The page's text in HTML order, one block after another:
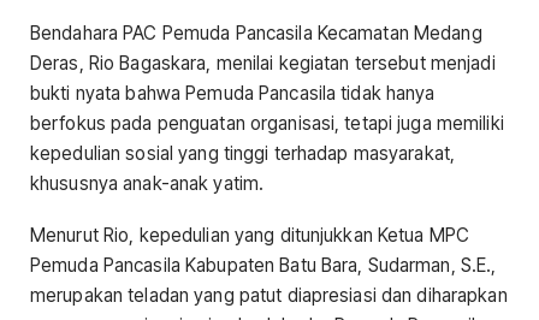
Bendahara PAC Pemuda Pancasila Kecamatan Medang
Deras, Rio Bagaskara, menilai kegiatan tersebut menjadi
bukti nyata bahwa Pemuda Pancasila tidak hanya
berfokus pada penguatan organisasi, tetapi juga memiliki
kepedulian sosial yang tinggi terhadap masyarakat,
khususnya anak-anak yatim.
Menurut Rio, kepedulian yang ditunjukkan Ketua MPC
Pemuda Pancasila Kabupaten Batu Bara, Sudarman, S.E.,
merupakan teladan yang patut diapresiasi dan diharapkan